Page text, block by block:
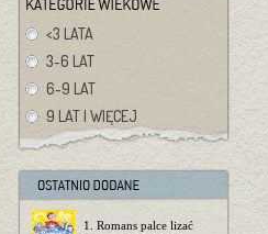
<3 LATA
3-6 LAT
6-9 LAT
9 LAT I WIĘCEJ
1. Romans palce lizać